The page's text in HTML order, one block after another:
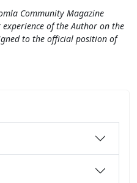
Community Magazine
of the Author on the
to the official position of